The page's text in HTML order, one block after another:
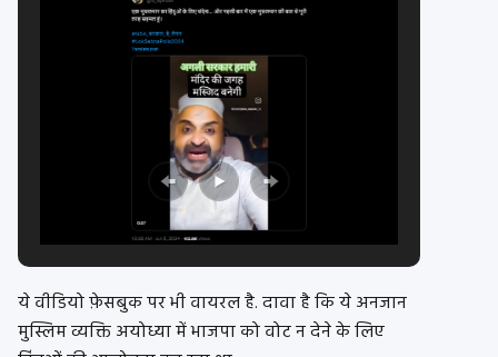
ये वीडियो फ़ेसबुक पर भी वायरल है. दावा है कि ये अनजान
मुस्लिम व्यक्ति अयोध्या में भाजपा को वोट न देने के लिए